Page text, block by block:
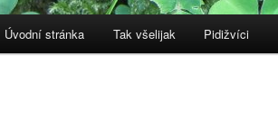
Přejít
Úvodní stránka Tak všelijak Pidižvíci